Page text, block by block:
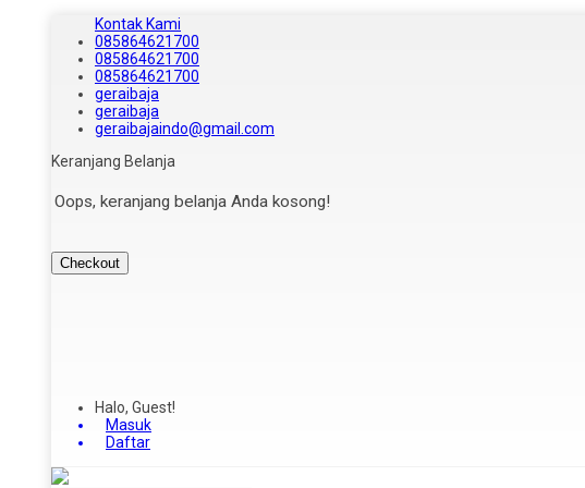
Kontak Kami
085864621700
085864621700
085864621700
geraibaja
geraibaja
geraibajaindo@gmail.com
Keranjang Belanja
Oops, keranjang belanja Anda kosong!
Checkout
Halo, Guest!
Masuk
Daftar